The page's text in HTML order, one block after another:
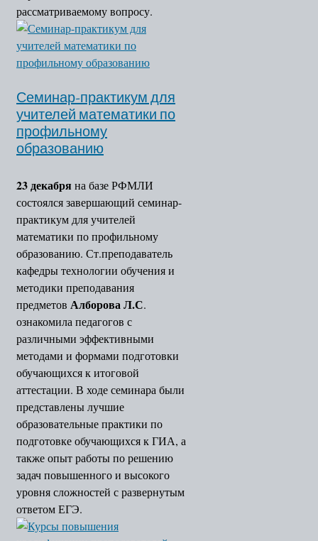
рассматриваемому вопросу.
Семинар-практикум для
учителей математики по
профильному
образованию
23 декабряна базе РФМЛИ
состоялся завершающий семинар-
практикум для учителей
математики по профильному
образованию. Ст.преподаватель
кафедры технологии обучения и
методики преподавания
предметов Алборова Л.С.
ознакомила педагогов с
различными эффективными
методами и формами подготовки
обучающихся к итоговой
аттестации. В ходе семинара были
представлены лучшие
образовательные практики по
подготовке обучающихся к ГИА, а
также опыт работы по решению
задач повышенного и высокого
уровня сложностей с развернутым
ответом ЕГЭ.